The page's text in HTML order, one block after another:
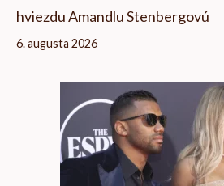
hviezdu Amandlu Stenbergovú
6. augusta 2026